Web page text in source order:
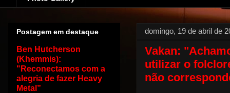
domingo, 19 de abril de
Vakan:
utilizar o
não
Postagem em destaque
Ben Hutcherson
(Khemmis):
"Reconectamos com a
alegria de fazer Heavy
Metal”